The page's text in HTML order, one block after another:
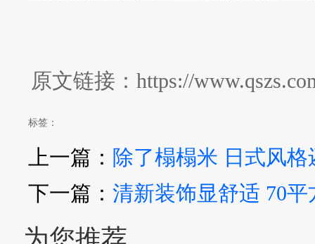
原文链接：https://
标签：
上一篇： 除了榻榻米 日式风
下一篇： 清新装饰显舒适 70